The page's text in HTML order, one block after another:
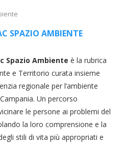
SPAZIO AMBIENTE
Spazio Ambiente è la rubrica
e Territorio curata insieme
regionale per l’ambiente
Un percorso
le persone ai problemi del
la loro comprensione e la
stili di vita più appropriati e